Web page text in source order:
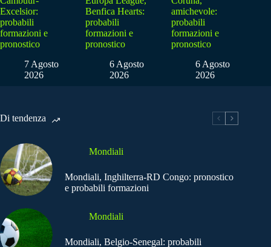
Excelsior:
probabili
formazioni e
pronostico
7 Agosto
2026
Benfica Hearts:
probabili
formazioni e
pronostico
6 Agosto
2026
amichevole:
probabili
formazioni e
pronostico
6 Agosto
2026
Di tendenza
Mondiali
Mondiali, Inghilterra-RD Congo: pronostico
e probabili formazioni
Mondiali
Mondiali, Belgio-Senegal: probabili